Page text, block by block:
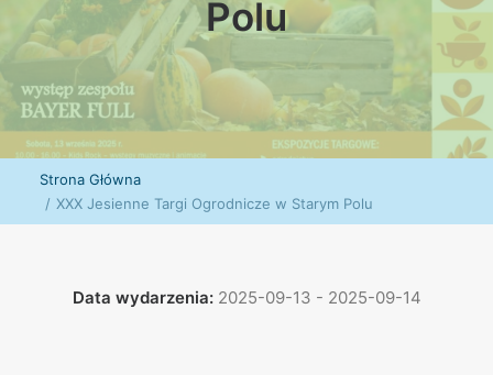
Wiedza
Media
Kontakt
Wyszukiwanie
Polu
Strona Główna
XXX Jesienne Targi Ogrodnicze w Starym Polu
Data wydarzenia:2025-09-13 - 2025-09-14